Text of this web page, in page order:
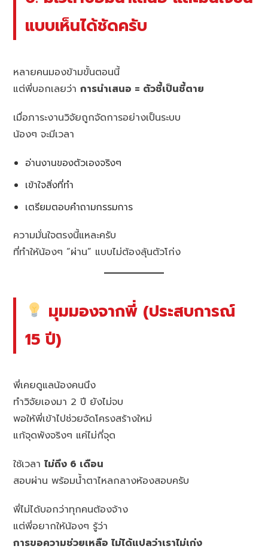
แบบเห็นได้ชัดครับ
หลายคนมองข้ามขั้นตอนนี้
แต่พี่บอกเลยว่าการนำเสนอ = ตัวชี้เป็นชี้ตาย
เมื่อภาระงานวิจัยถูกจัดการอย่างเป็นระบบ
น้องๆ จะมีเวลา
อ่านงานของตัวเองจริงๆ
เข้าใจสิ่งที่ทำ
เตรียมตอบคำถามกรรมการ
ความมั่นใจตรงนี้แหละครับ
ที่ทำให้น้องๆ “ผ่าน” แบบไม่ต้องลุ้นตัวโก่ง
มุมมองจากพี่ (ประสบการณ์
15 ปี)
พี่เคยดูแลน้องคนนึง
ทำวิจัยเองมา 2 ปี ยังไม่จบ
พอให้พี่เข้าไปช่วยจัดโครงสร้างใหม่
แก้จุดพังจริงๆ แค่ไม่กี่จุด
ใช้เวลาไม่ถึง 6 เดือน
สอบผ่าน พร้อมน้ำตาไหลกลางห้องสอบครับ
พี่ไม่ได้บอกว่าทุกคนต้องจ้าง
แต่พี่อยากให้น้องๆ รู้ว่า
การขอความช่วยเหลือ ไม่ได้แปลว่าเราไม่เก่ง